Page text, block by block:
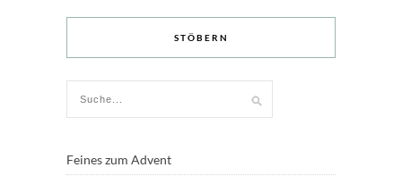
STÖBERN
Feines zum Advent